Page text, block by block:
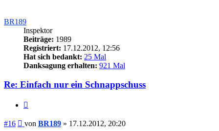
BR189
Inspektor
Beiträge: 1989
Registriert: 17.12.2012, 12:56
Hat sich bedankt: 25 Mal
Danksagung erhalten: 921 Mal
Re: Einfach nur ein Schnappschuss
#16 Beitrag
von BR189 » 17.12.2012, 20:20